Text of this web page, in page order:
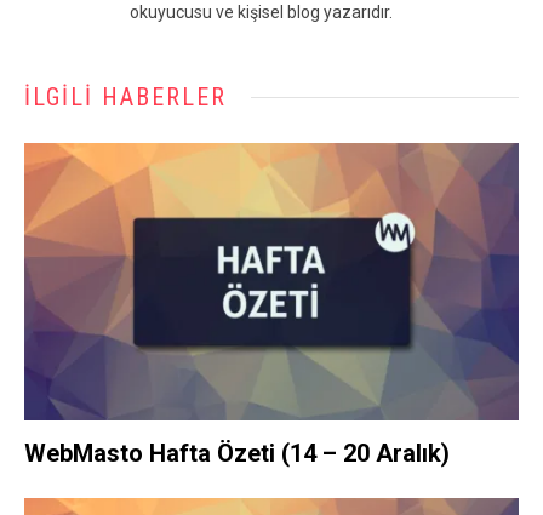
okuyucusu ve kişisel blog yazarıdır.
İLGILI HABERLER
WebMasto Hafta Özeti (14 – 20 Aralık)